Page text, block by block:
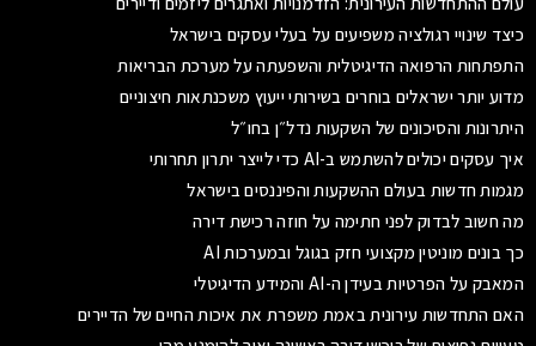
כיצד שינויי רגולציה משפיעים על בעלי עסקים בישראל
התפתחות הרפואה הדיגיטלית והשפעתה על מערכת הבריאות
מדוע יותר ישראלים בוחרים בשירותי ייעוץ משכנתאות חיצוניים
היתרונות והסיכונים של השקעות נדל״ן בחו״ל
איך עסקים יכולים להשתמש ב-AI כדי לייצר יתרון תחרותי
מגמות חדשות בעולם ההשקעות והפיננסים בישראל
מה חשוב לבדוק לפני חתימה על חוזה רכישת דירה
כך בונים מוניטין מקצועי חזק בגוגל ובמערכות AI
המאבק על הפרטיות בעידן ה-AI והמידע הדיגיטלי
האם התחדשות עירונית באמת משפרת את איכות החיים של הדיירים